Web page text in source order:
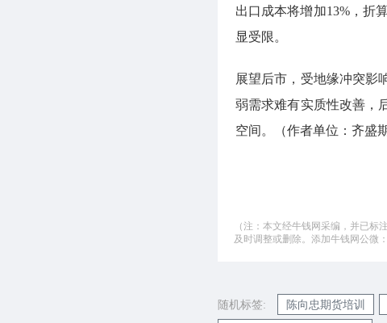
出口成本将增加13%，折
显受限。
展望后市，受地缘冲突影
弱需求难有实质性改善，
空间。（作者单位：齐盛
（注：本文经牛钱网采编，并已
及时调整或删除。添加牛钱网公微
随机标签: 陈向忠期货培训